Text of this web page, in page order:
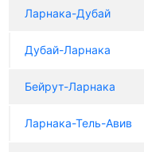
Ларнака-Дубай
Дубай-Ларнака
Бейрут-Ларнака
Ларнака-Тель-Авив